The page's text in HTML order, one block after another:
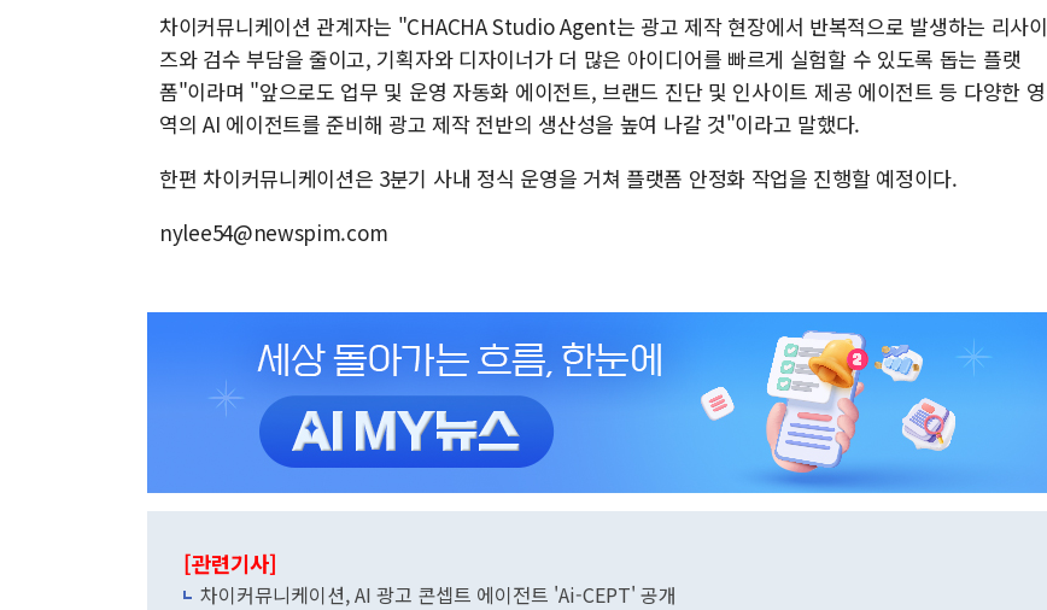
차이커뮤니케이션 관계자는 "CHACHA Studio Agent는 광고 제작 현장에서 반복적으로 발생하는 리사이
즈와 검수 부담을 줄이고, 기획자와 디자이너가 더 많은 아이디어를 빠르게 실험할 수 있도록 돕는 플랫
폼"이라며 "앞으로도 업무 및 운영 자동화 에이전트, 브랜드 진단 및 인사이트 제공 에이전트 등 다양한 영
역의 AI 에이전트를 준비해 광고 제작 전반의 생산성을 높여 나갈 것"이라고 말했다.
한편 차이커뮤니케이션은 3분기 사내 정식 운영을 거쳐 플랫폼 안정화 작업을 진행할 예정이다.
nylee54@newspim.com
[관련기사]
차이커뮤니케이션, AI 광고 콘셉트 에이전트 'Ai-CEPT' 공개